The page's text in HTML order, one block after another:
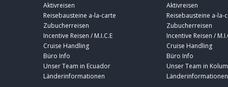
Aktivreisen
Reisebausteine a-la-carte
Zubucherreisen
Incentive Reisen / M.I.C.E
Cruise Handling
Büro Info
Unser Team in Ecuador
Länderinformationen
Aktivreisen
Reisebausteine a-la-
Zubucherreisen
Incentive Reisen /
Cruise Handling
Büro Info
Unser Team in
Länderinformationen